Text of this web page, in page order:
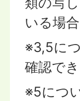
いる場合
※3,5に
確認で
※5につ